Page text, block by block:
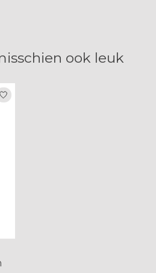
ook leuk